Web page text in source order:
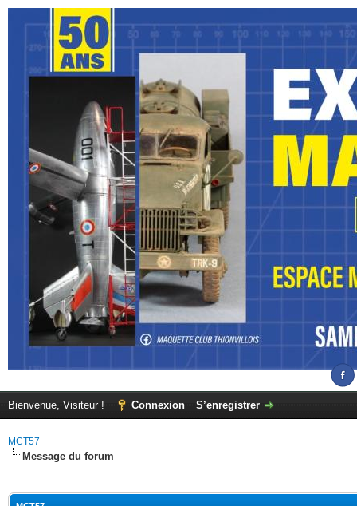
Bienvenue, Visiteur ! Connexion S’enregistrer
MCT57
Message du forum